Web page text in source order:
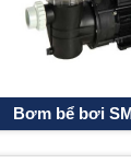
Bơm bể bơi